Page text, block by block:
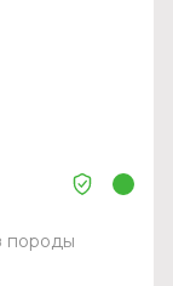
породы